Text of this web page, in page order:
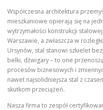
Współczesna architektura
mieszkaniowe opierają się na
wytrzymałości konstrukcji
Warszawie, a zwłaszcza w
Ursynów, stal stanowi szkielet
belki, dźwigary – to one
procesów biznesowych i
nawet najsolidniejsza stal z
skutkom przeciążeń.
Nasza firma to zespół